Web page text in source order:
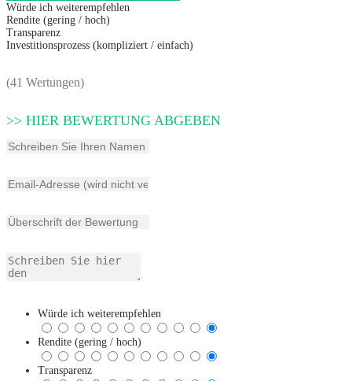
Würde ich weiterempfehlen
Rendite (gering / hoch)
Transparenz
Investitionsprozess (kompliziert / einfach)
(41 Wertungen)
>> HIER BEWERTUNG ABGEBEN
Würde ich weiterempfehlen
Rendite (gering / hoch)
Transparenz